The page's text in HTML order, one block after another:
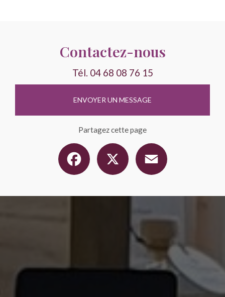
Contactez-nous
Tél. 04 68 08 76 15
ENVOYER UN MESSAGE
Partagez cette page
Facebook